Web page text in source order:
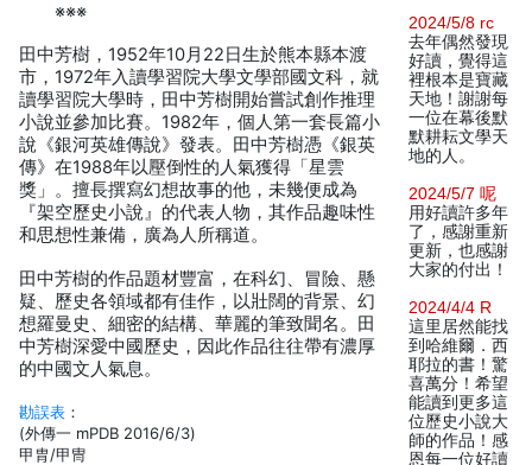
※※※
田中芳樹，1952年10月22日生於熊本縣本渡
市，1972年入讀學習院大學文學部國文科，就
讀學習院大學時，田中芳樹開始嘗試創作推理
小說並參加比賽。1982年，個人第一套長篇小
說《銀河英雄傳說》發表。田中芳樹憑《銀英
傳》在1988年以壓倒性的人氣獲得「星雲
獎」。擅長撰寫幻想故事的他，未幾便成為
『架空歷史小說』的代表人物，其作品趣味性
和思想性兼備，廣為人所稱道。
田中芳樹的作品題材豐富，在科幻、冒險、懸
疑、歷史各領域都有佳作，以壯闊的背景、幻
想羅曼史、細密的結構、華麗的筆致聞名。田
中芳樹深愛中國歷史，因此作品往往帶有濃厚
的中國文人氣息。
勘誤表 ：
(外傳一 mPDB 2016/6/3)
甲胄/甲冑
2024/5/8 rc
去年偶然發現
好讀，覺得這
裡根本是寶藏
天地！謝謝每
一位在幕後默
默耕耘文學天
地的人。
2024/5/7 呢
用好讀許多年
了，感謝重新
更新，也感謝
大家的付出！
2024/4/4 R
這里居然能找
到哈維爾．西
耶拉的書！驚
喜萬分！希望
能讀到更多這
位歷史小說大
師的作品！感
恩每一位好讀